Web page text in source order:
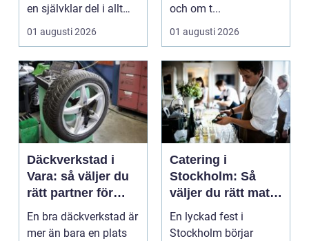
en självklar del i allt
från vindkr...
01 augusti 2026
och om t...
01 augusti 2026
Däckverkstad i
Vara: så väljer du
rätt partner för
säker körning året
runt
En bra däckverkstad är
mer än bara en plats
Catering i
Stockholm: Så
väljer du rätt mat
till ditt evenemang
En lyckad fest i
Stockholm börjar